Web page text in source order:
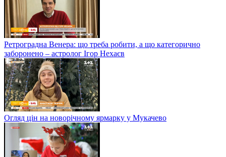
Ретроградна Венера: що треба робити, а що категорично
заборонено – астролог Ігор Нехаєв
Огляд цін на новорічному ярмарку у Мукачево